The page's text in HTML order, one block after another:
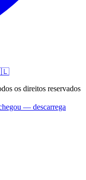
os direitos reservados
— descarrega